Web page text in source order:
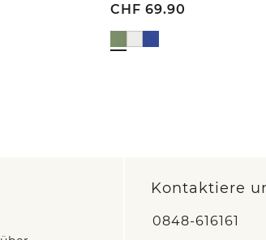
CHF 69.90
Kontaktiere
0848-616161